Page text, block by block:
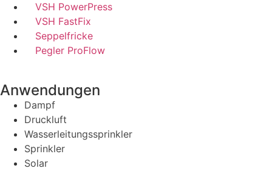
VSH PowerPress
VSH FastFix
Seppelfricke
Pegler ProFlow
Anwendungen
Dampf
Druckluft
Wasserleitungssprinkler
Sprinkler
Solar